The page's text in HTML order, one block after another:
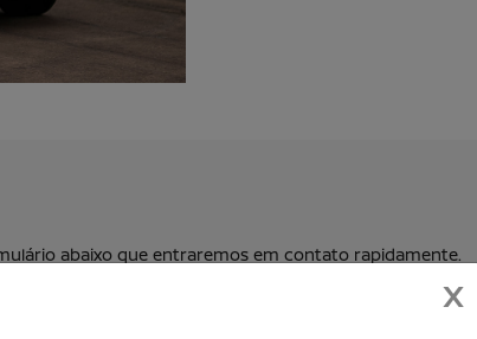
abaixo que entraremos em contato rapidamente.
X